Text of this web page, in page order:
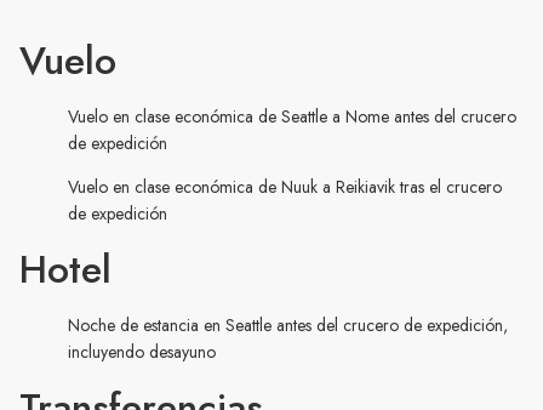
Vuelo
Vuelo en clase económica de Seattle a Nome antes del crucero
de expedición
Vuelo en clase económica de Nuuk a Reikiavik tras el crucero
de expedición
Hotel
Noche de estancia en Seattle antes del crucero de expedición,
incluyendo desayuno